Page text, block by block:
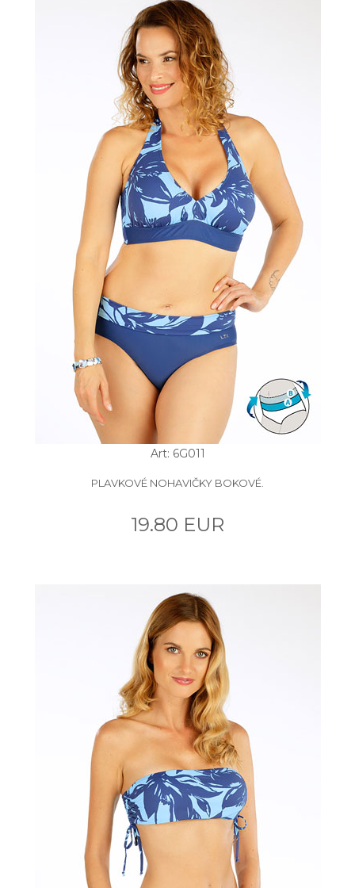
Art: 6G011
PLAVKOVÉ NOHAVIČKY BOKOVÉ.
19.80 EUR